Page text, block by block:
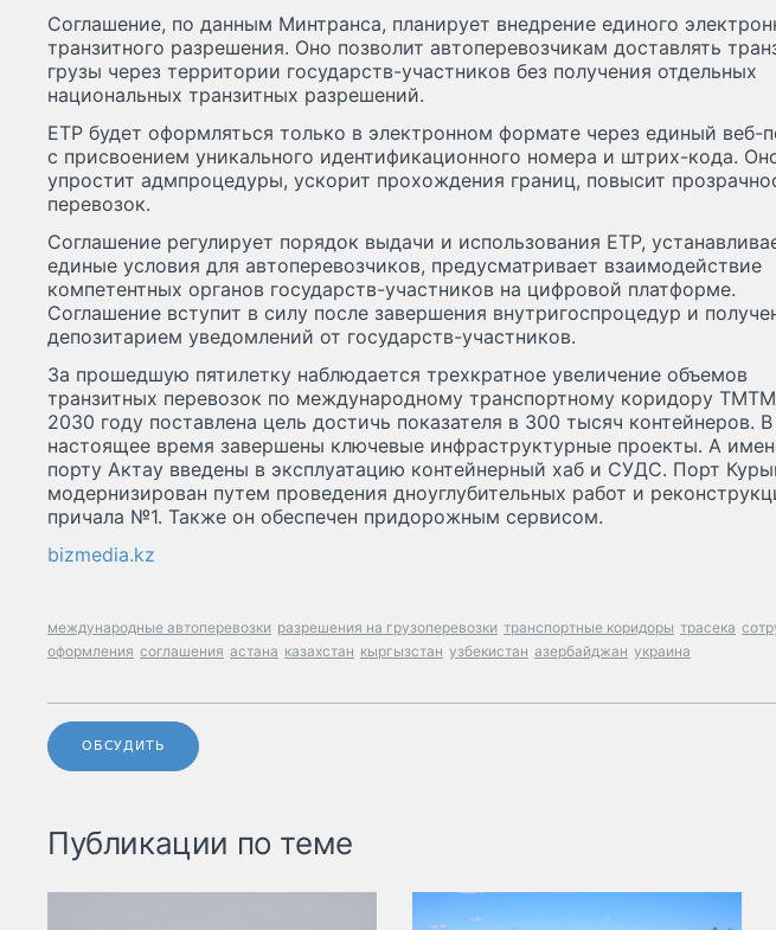
Соглашение, по данным Минтранса, планирует внедрение единого
транзитного разрешения. Оно позволит автоперевозчикам доставлять
грузы через территории государств-участников без получения отдельных
национальных транзитных разрешений.
ЕТР будет оформляться только в электронном формате через единый веб-
с присвоением уникального идентификационного номера и штрих-кода.
упростит адмпроцедуры, ускорит прохождения границ, повысит
перевозок.
Соглашение регулирует порядок выдачи и использования ЕТР,
единые условия для автоперевозчиков, предусматривает взаимодействие
компетентных органов государств-участников на цифровой платформе.
Соглашение вступит в силу после завершения внутригоспроцедур и
депозитарием уведомлений от государств-участников.
За прошедшую пятилетку наблюдается трехкратное увеличение объемов
транзитных перевозок по международному транспортному коридору
2030 году поставлена цель достичь показателя в 300 тысяч контейнеров. В
настоящее время завершены ключевые инфраструктурные проекты. А
порту Актау введены в эксплуатацию контейнерный хаб и СУДС. Порт
модернизирован путем проведения дноуглубительных работ и
причала №1. Также он обеспечен придорожным сервисом.
bizmedia.kz
международные автоперевозки разрешения на грузоперевозки транспортные коридоры трасека
оформления соглашения астана казахстан кыргызстан узбекистан азербайджан украина
ОБСУДИТЬ
Публикации по теме